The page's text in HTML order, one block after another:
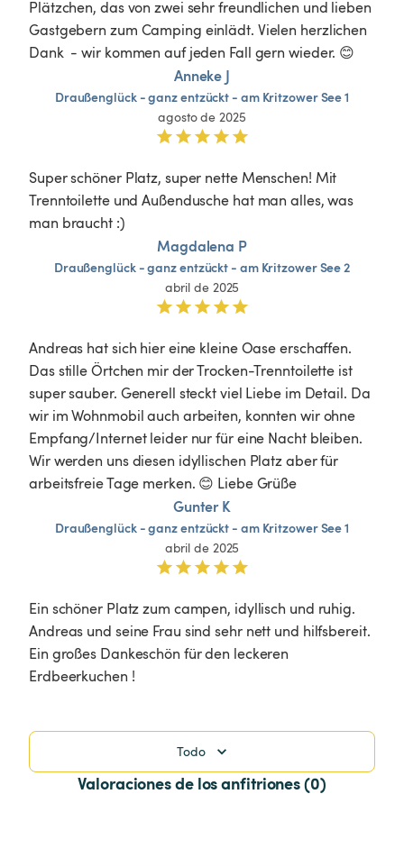
Plätzchen, das von zwei sehr freundlichen und lieben
Gastgebern zum Camping einlädt. Vielen herzlichen
Dank  - wir kommen auf jeden Fall gern wieder. 😊
Anneke J
Draußenglück -ganzentzückt - am KritzowerSee1
agosto de 2025
Super schöner Platz, super nette Menschen! Mit
Trenntoilette und Außendusche hat man alles, was
man braucht :)
Magdalena P
Draußenglück -ganzentzückt - am KritzowerSee2
abril de 2025
Andreas hat sich hier eine kleine Oase erschaffen.
Das stille Örtchen mir der Trocken-Trenntoilette ist
super sauber. Generell steckt viel Liebe im Detail. Da
wir im Wohnmobil auch arbeiten, konnten wir ohne
Empfang/Internet leider nur für eine Nacht bleiben.
Wir werden uns diesen idyllischen Platz aber für
arbeitsfreie Tage merken. 😊 Liebe Grüße
Gunter K
Draußenglück -ganzentzückt - am KritzowerSee1
abril de 2025
Ein schöner Platz zum campen, idyllisch und ruhig.
Andreas und seine Frau sind sehr nett und hilfsbereit.
Ein großes Dankeschön für den leckeren
Erdbeerkuchen !
Todo
Valoraciones de los anfitriones (0)